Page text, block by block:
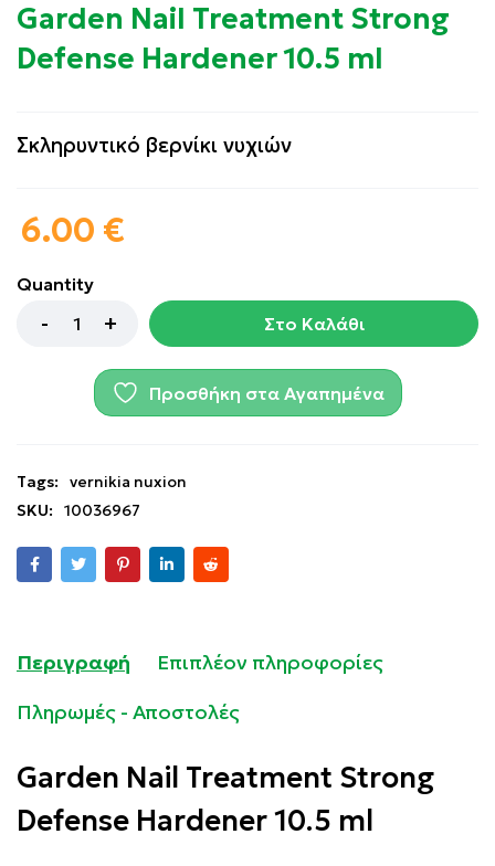
Garden Nail Treatment Strong
Defense Hardener 10.5 ml
Σκληρυντικό βερνίκι νυχιών
6.00 €
Quantity
Στο Καλάθι
Προσθήκη στα Αγαπημένα
Tags:
vernikia nuxion
SKU:
10036967
Περιγραφή
Επιπλέον πληροφορίες
Πληρωμές - Αποστολές
Garden Nail Treatment Strong
Defense Hardener 10.5 ml